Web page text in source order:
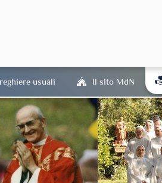
usuali Il sito MdN